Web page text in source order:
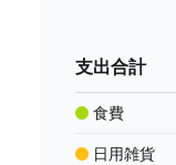
支出合計
食費
日用雑貨